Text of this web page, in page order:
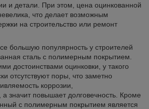
и детали. При этом, цена оцинкованной
что делает возможным
на строительство или ремонт
большую популярность у строителей
сталь с полимерным покрытием.
достоинствами оцинковки, у такого
отсутствуют поры, что заметно
коррозии,
а значит повышает долговечность. Кроме
с полимерным покрытием является